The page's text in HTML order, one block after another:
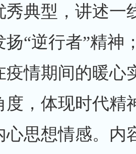
秀典型，讲述一
扬“逆行者”精
疫情期间的暖心
度，体现时代精
心思想情感。内